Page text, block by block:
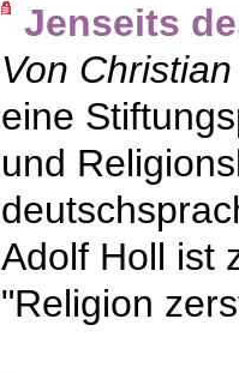
Jenseits
Von
eine
und
Adolf Holl ist
"Religion